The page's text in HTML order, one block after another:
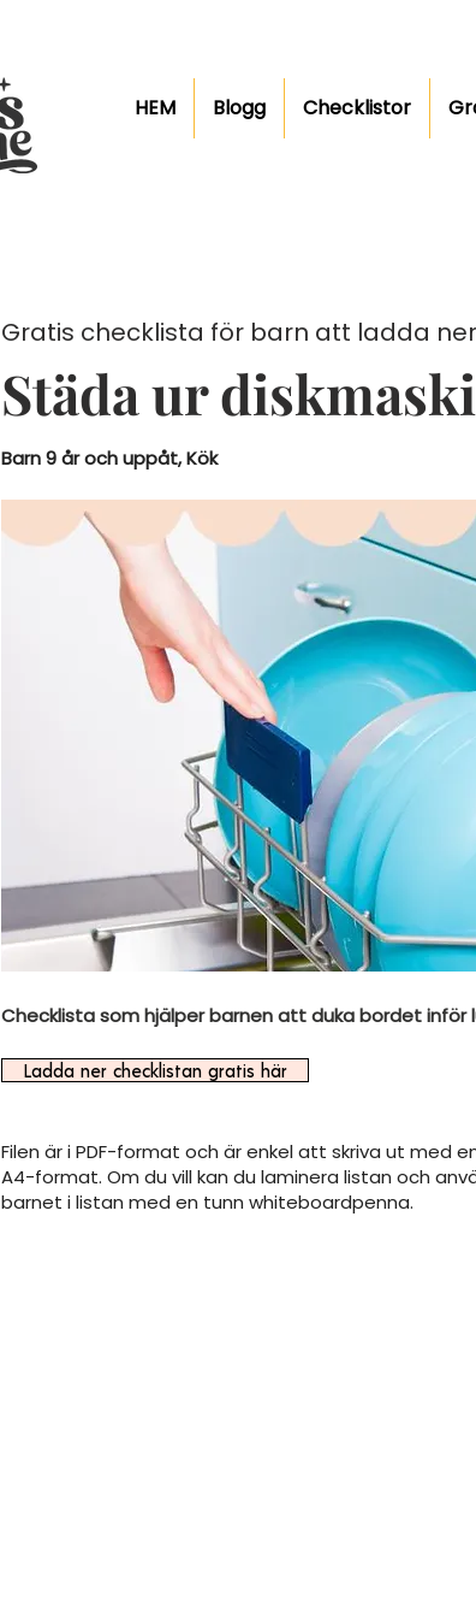
HEM Blogg Checklistor
Gratis checklista för barn att ladda
Städa ur
Barn 9 år och uppåt, Kök
Checklista som hjälper barnen att duka bordet
Ladda ner checklistan gratis här
Filen är i PDF-format och är enkel att skriva ut med
A4-format. Om du vill kan du laminera listan och
barnet i listan med en tunn whiteboardpenna.